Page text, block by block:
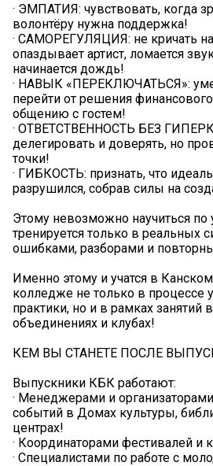
· ЭМПАТИЯ: чувствовать, когда
волонтёру нужна поддержка!
· САМОРЕГУЛЯЦИЯ: не кричать
опаздывает артист, ломается
начинается дождь!
· НАВЫК «ПЕРЕКЛЮЧАТЬСЯ»:
перейти от решения
общению с гостем!
· ОТВЕТСТВЕННОСТЬ БЕЗ
делегировать и доверять, но
точки!
· ГИБКОСТЬ: признать, что
разрушился, собрав силы на
Этому невозможно научиться по
тренируется только в реальных
ошибками, разборами и
Именно этому и учатся в
колледже не только в процессе
практики, но и в рамках занятий
объединениях и клубах!
КЕМ ВЫ СТАНЕТЕ ПОСЛЕ
Выпускники КБК работают:
· Менеджерами и
событий в Домах культуры,
центрах!
· Координаторами фестивалей и
· Специалистами по работе с